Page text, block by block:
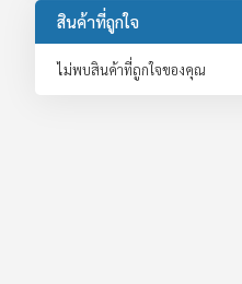
สินค้าที่ถูกใจ
ไม่พบสินค้าที่ถูกใจของคุณ